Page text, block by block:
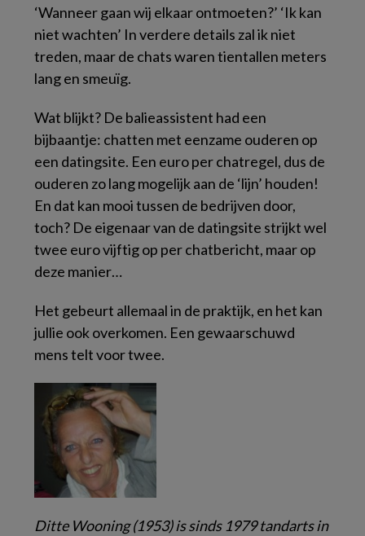
‘Wanneer gaan wij elkaar ontmoeten?’ ‘Ik kan
niet wachten’ In verdere details zal ik niet
treden, maar de chats waren tientallen meters
lang en smeuïg.
Wat blijkt? De balieassistent had een
bijbaantje: chatten met eenzame ouderen op
een datingsite. Een euro per chatregel, dus de
ouderen zo lang mogelijk aan de ‘lijn’ houden!
En dat kan mooi tussen de bedrijven door,
toch? De eigenaar van de datingsite strijkt wel
twee euro vijftig op per chatbericht, maar op
deze manier…
Het gebeurt allemaal in de praktijk, en het kan
jullie ook overkomen. Een gewaarschuwd
mens telt voor twee.
Ditte Wooning (1953) is sinds 1979 tandarts in